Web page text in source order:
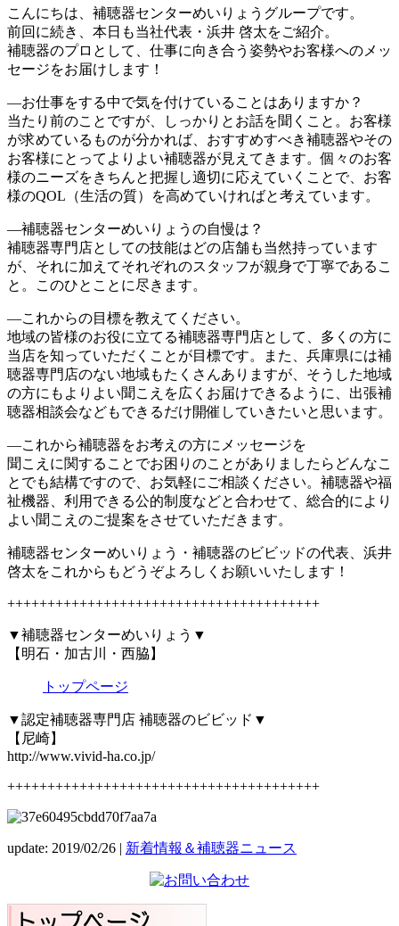
こんにちは、補聴器センターめいりょうグループです。
前回に続き、本日も当社代表・浜井 啓太をご紹介。
補聴器のプロとして、仕事に向き合う姿勢やお客様へのメッ
セージをお届けします！
―お仕事をする中で気を付けていることはありますか？
当たり前のことですが、しっかりとお話を聞くこと。お客様
が求めているものが分かれば、おすすめすべき補聴器やその
お客様にとってよりよい補聴器が見えてきます。個々のお客
様のニーズをきちんと把握し適切に応えていくことで、お客
様のQOL（生活の質）を高めていければと考えています。
―補聴器センターめいりょうの自慢は？
補聴器専門店としての技能はどの店舗も当然持っています
が、それに加えてそれぞれのスタッフが親身で丁寧であるこ
と。このひとことに尽きます。
―これからの目標を教えてください。
地域の皆様のお役に立てる補聴器専門店として、多くの方に
当店を知っていただくことが目標です。また、兵庫県には補
聴器専門店のない地域もたくさんありますが、そうした地域
の方にもよりよい聞こえを広くお届けできるように、出張補
聴器相談会などもできるだけ開催していきたいと思います。
―これから補聴器をお考えの方にメッセージを
聞こえに関することでお困りのことがありましたらどんなこ
とでも結構ですので、お気軽にご相談ください。補聴器や福
祉機器、利用できる公的制度などと合わせて、総合的により
よい聞こえのご提案をさせていただきます。
補聴器センターめいりょう・補聴器のビビッドの代表、浜井
啓太をこれからもどうぞよろしくお願いいたします！
+++++++++++++++++++++++++++++++++++++++
▼補聴器センターめいりょう▼
【明石・加古川・西脇】
トップページ
▼認定補聴器専門店 補聴器のビビッド▼
【尼崎】
http://www.vivid-ha.co.jp/
+++++++++++++++++++++++++++++++++++++++
update: 2019/02/26 | 新着情報＆補聴器ニュース